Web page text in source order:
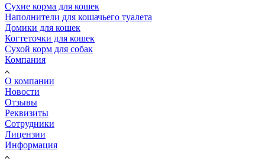
Сухие корма для кошек
Наполнители для кошачьего туалета
Домики для кошек
Когтеточки для кошек
Сухой корм для собак
Компания
О компании
Новости
Отзывы
Реквизиты
Сотрудники
Лицензии
Информация